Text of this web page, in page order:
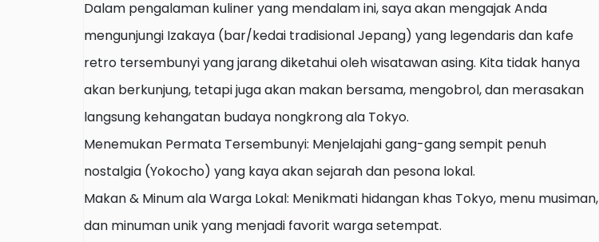
Dalam pengalaman kuliner yang mendalam ini, saya akan mengajak Anda
mengunjungi Izakaya (bar/kedai tradisional Jepang) yang legendaris dan kafe
retro tersembunyi yang jarang diketahui oleh wisatawan asing. Kita tidak hanya
akan berkunjung, tetapi juga akan makan bersama, mengobrol, dan merasakan
langsung kehangatan budaya nongkrong ala Tokyo.
Menemukan Permata Tersembunyi: Menjelajahi gang-gang sempit penuh
nostalgia (Yokocho) yang kaya akan sejarah dan pesona lokal.
Makan & Minum ala Warga Lokal: Menikmati hidangan khas Tokyo, menu musiman,
dan minuman unik yang menjadi favorit warga setempat.